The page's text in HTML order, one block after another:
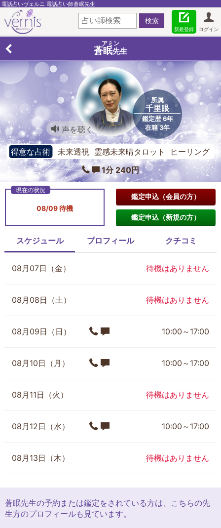
電話占いヴェルニ 電話占い師蒼眠先生
ログイン
新規登録
アミン
蒼眠先生
所属
千里眼
鑑定歴 6年
在籍 3年
声を聴く
得意な占術
未来透視 霊感未来晴タロット ヒーリング
オラクル
1分 240円
08/09 待機
鑑定申込（会員の方）
鑑定申込（新規の方）
スケジュール プロフィール クチコミ
08月07日（金） 待機はありません
08月08日（土） 待機はありません
08月09日（日） 10:00～17:00
08月10日（月） 10:00～17:00
08月11日（火） 待機はありません
08月12日（水） 10:00～17:00
08月13日（木） 待機はありません
蒼眠先生の予約または鑑定をされている方は、こちらの先
生方のプロフィールも見ています。